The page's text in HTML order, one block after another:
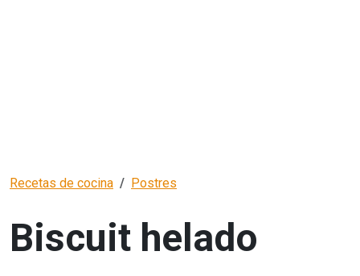
Recetas de cocina Postres
Biscuit helado